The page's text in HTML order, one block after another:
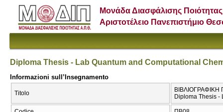
Μονάδα Διασφάλισης Ποιότητας
Αριστοτέλειο Πανεπιστήμιο
Diploma Thesis - Lab Quantum and Computational
Informazioni sull’Insegnamento
Titolo
Diploma Thesis -